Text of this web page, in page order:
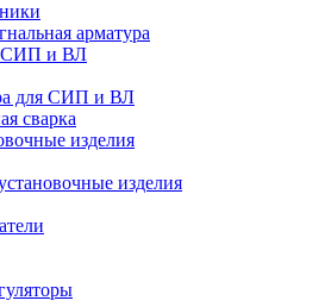
арматура
СИП и ВЛ
для СИП и ВЛ
сварка
изделия
изделия